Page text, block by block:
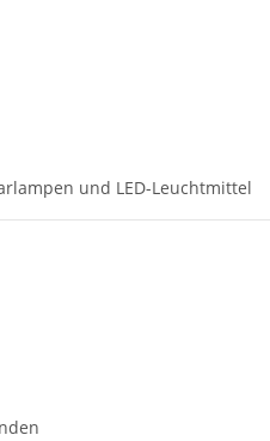
und LED-Leuchtmittel